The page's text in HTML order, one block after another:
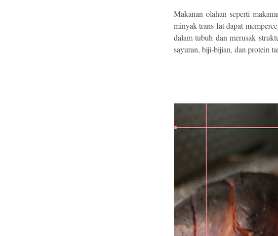
Makanan olahan seperti
minyak trans fat dapat
dalam tubuh dan merusak
sayuran, biji-bijian, dan protein